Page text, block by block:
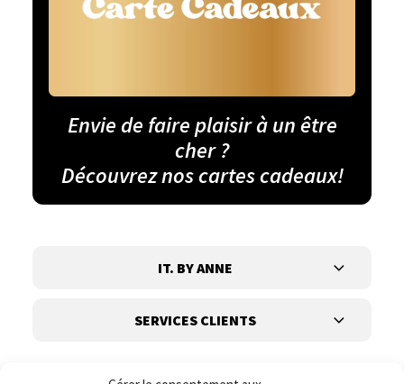
Envie de faire plaisir à un être
cher ?
Découvrez nos cartes cadeaux!
IT. BY ANNE
SERVICES CLIENTS